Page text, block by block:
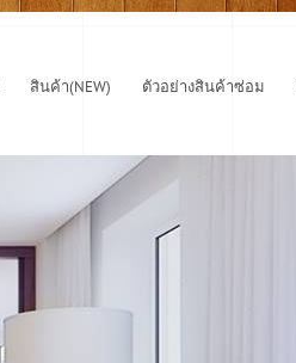
สินค้า(NEW) ตัวอย่างสินค้าซ่อม